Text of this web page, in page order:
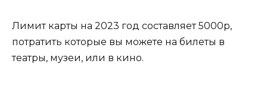
Лимит карты на 2023 год составляет 5000р,
потратить которые вы можете на билеты в
театры, музеи, или в кино.